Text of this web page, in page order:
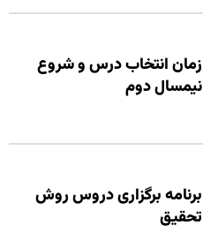
زمان انتخاب درس و شروع
نیمسال دوم
برنامه برگزاری دروس روش
تحقیق